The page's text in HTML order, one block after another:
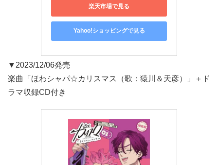
楽天市場で見る
Yahoo!ショッピングで見る
▼2023/12/06発売
楽曲「ほわシャパ☆カリスマス（歌：猿川＆天彦）」＋ド
ラマ収録CD付き